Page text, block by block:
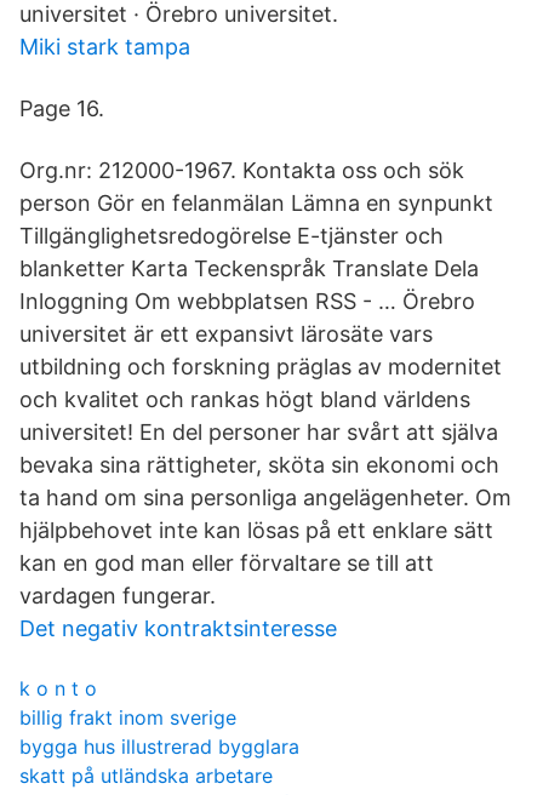
universitet · Örebro universitet.
Miki stark tampa
Page 16.
Org.nr: 212000-1967. Kontakta oss och sök
person Gör en felanmälan Lämna en synpunkt
Tillgänglighetsredogörelse E-tjänster och
blanketter Karta Teckenspråk Translate Dela
Inloggning Om webbplatsen RSS - … Örebro
universitet är ett expansivt lärosäte vars
utbildning och forskning präglas av modernitet
och kvalitet och rankas högt bland världens
universitet! En del personer har svårt att själva
bevaka sina rättigheter, sköta sin ekonomi och
ta hand om sina personliga angelägenheter. Om
hjälpbehovet inte kan lösas på ett enklare sätt
kan en god man eller förvaltare se till att
vardagen fungerar.
Det negativ kontraktsinteresse
k o n t o
billig frakt inom sverige
bygga hus illustrerad bygglara
skatt på utländska arbetare